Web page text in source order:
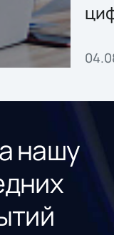
нашу